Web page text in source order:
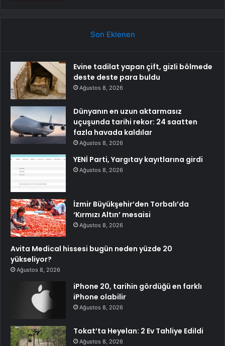
Son Eklenen
Evine tadilat yapan çift, gizli bölmede
deste deste para buldu
Ağustos 8, 2026
Dünyanın en uzun aktarmasız
uçuşunda tarihi rekor: 24 saatten
fazla havada kaldılar
Ağustos 8, 2026
YENİ Parti, Yargıtay kayıtlarına girdi
Ağustos 8, 2026
İzmir Büyükşehir’den Torbalı’da
‘Kırmızı Altın’ mesaisi
Ağustos 8, 2026
Avita Medical hissesi bugün neden yüzde 20
yükseliyor?
Ağustos 8, 2026
iPhone 20, tarihin gördüğü en farklı
iPhone olabilir
Ağustos 8, 2026
Tokat’ta Heyelan: 2 Ev Tahliye Edildi
Ağustos 8, 2026